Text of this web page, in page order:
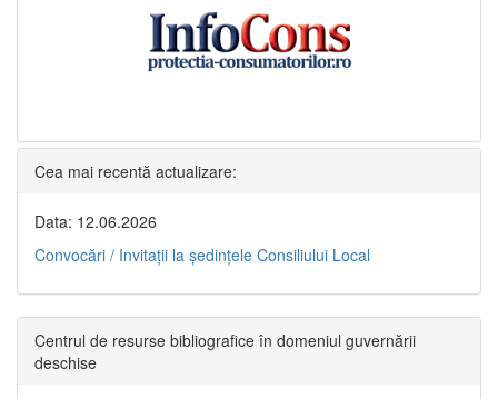
Cea mai recentă actualizare:
Data: 12.06.2026
Convocări / Invitaţii la şedinţele Consiliului Local
Centrul de resurse bibliografice în domeniul guvernării
deschise